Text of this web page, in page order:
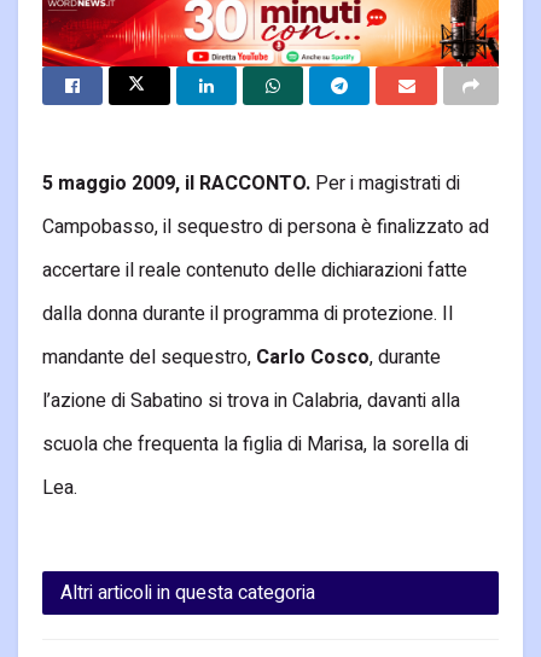
5 maggio 2009, il RACCONTO. Per i magistrati di
Campobasso, il sequestro di persona è finalizzato ad
accertare il reale contenuto delle dichiarazioni fatte
dalla donna durante il programma di protezione. Il
mandante del sequestro, Carlo Cosco, durante
l’azione di Sabatino si trova in Calabria, davanti alla
scuola che frequenta la figlia di Marisa, la sorella di
Lea.
Altri articoli in questa categoria